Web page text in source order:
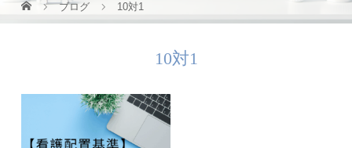
ブログ 10対1
10対1